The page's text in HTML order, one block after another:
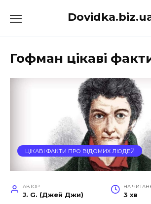
до
Гофман цікаві
ЦІКАВІ ФАКТИ ПРО ВІДОМИХ ЛЮДЕЙ
АВТОР
J. G. (Джей Джи)
НА
3 хв